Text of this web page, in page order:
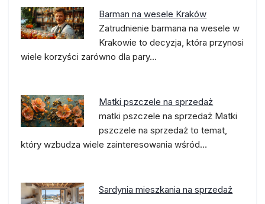
Barman na wesele Kraków
Zatrudnienie barmana na wesele w
Krakowie to decyzja, która przynosi
wiele korzyści zarówno dla pary…
Matki pszczele na sprzedaż
matki pszczele na sprzedaż Matki
pszczele na sprzedaż to temat,
który wzbudza wiele zainteresowania wśród…
Sardynia mieszkania na sprzedaż